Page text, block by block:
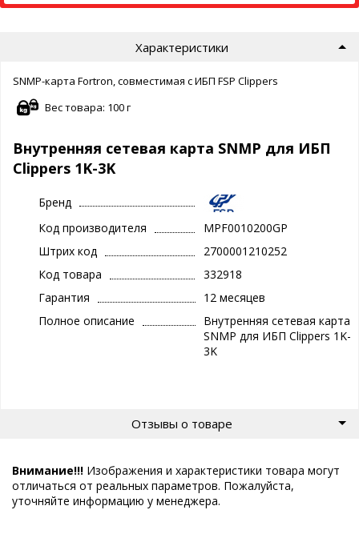
Характеристики
SNMP-карта Fortron, совместимая с ИБП FSP Clippers
Вес товара: 100 г
Внутренняя сетевая карта SNMP для ИБП
Clippers 1K-3K
Бренд
Код производителя
MPF0010200GP
Штрих код
2700001210252
Код товара
332918
Гарантия
12 месяцев
Полное описание
Внутренняя сетевая карта
SNMP для ИБП Clippers 1K-
3K
Отзывы о товаре
Внимание!!! Изображения и характеристики товара могут
отличаться от реальных параметров. Пожалуйста,
уточняйте информацию у менеджера.